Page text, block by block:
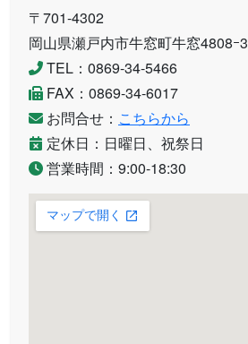
〒701-4302
岡山県瀬戸内市牛窓町牛窓4808ｰ3
TEL：0869-34-5466
FAX：0869-34-6017
お問合せ： こちらから
定休日：日曜日、祝祭日
営業時間：9:00-18:30